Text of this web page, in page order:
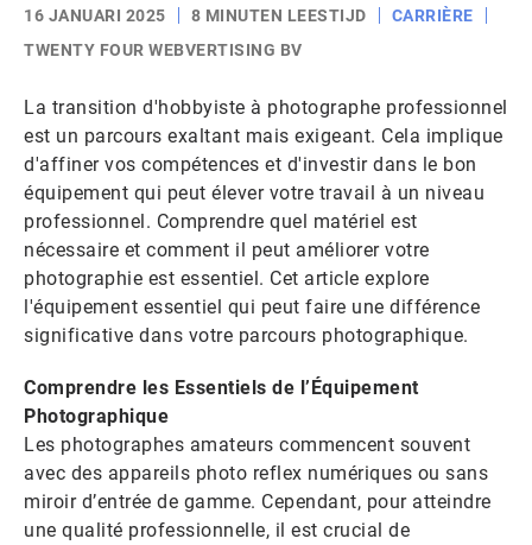
16 JANUARI 2025 8 MINUTEN LEESTIJD
CARRIÈRE
TWENTY FOUR WEBVERTISING BV
La transition d'hobbyiste à photographe professionnel
est un parcours exaltant mais exigeant. Cela implique
d'affiner vos compétences et d'investir dans le bon
équipement qui peut élever votre travail à un niveau
professionnel. Comprendre quel matériel est
nécessaire et comment il peut améliorer votre
photographie est essentiel. Cet article explore
l'équipement essentiel qui peut faire une différence
significative dans votre parcours photographique.
Comprendre les Essentiels de l’Équipement
Photographique
Les photographes amateurs commencent souvent
avec des appareils photo reflex numériques ou sans
miroir d’entrée de gamme. Cependant, pour atteindre
une qualité professionnelle, il est crucial de